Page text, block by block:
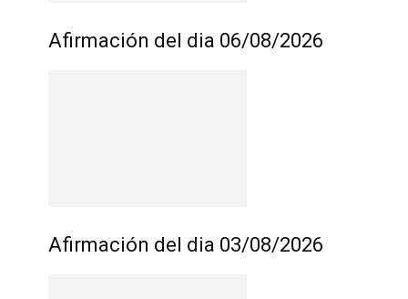
Afirmación del dia 06/08/2026
Afirmación del dia 03/08/2026